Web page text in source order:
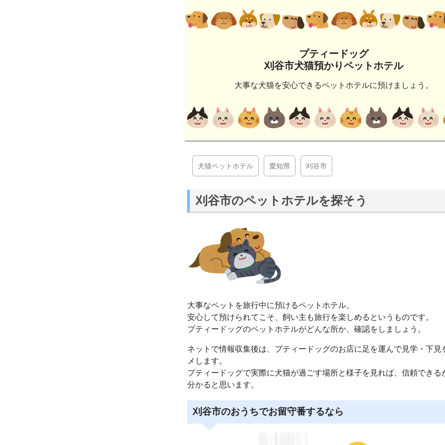
プティードッグ
刈谷市犬猫預かりペットホテル
大事な犬猫を安心できるペットホテルに預けましょう。
犬猫ペットホテル 愛知県 刈谷市
刈谷市のペットホテルを探そう
大事なペットを旅行中に預けるペットホテル。
安心して預けられてこそ、飼い主も旅行を楽しめるというものです。
プティードッグのペットホテルがどんな所か、確認をしましょう。
ネットで情報収集後は、プティードッグのお店に足を運んで見学・下見
メします。
プティードッグで実際に犬猫が過ごす場所と様子を見れば、信頼できる
分かると思います。
刈谷市のおうちでお留守番するなら